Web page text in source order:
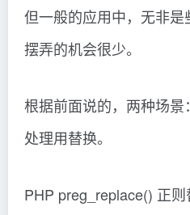
但一般的应用中，无非
摆弄的机会很少。
根据前面说的，两种场景
处理用替换。
PHP preg_replace() 正